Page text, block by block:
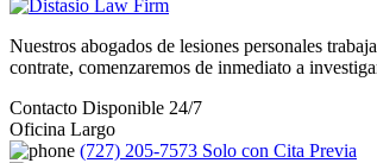
Nuestros abogados de lesiones personales
contrate, comenzaremos de inmediato a
Contacto Disponible 24/7
Oficina Largo
(727) 205-7573 Solo con Cita Previa